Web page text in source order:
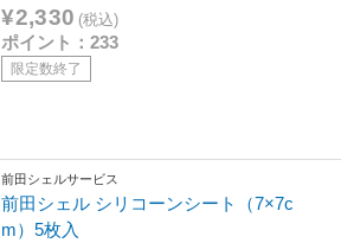
¥2,330 (税込)
ポイント：233
限定数終了
前田シェルサービス
前田シェル シリコーンシート（7×7c
m）5枚入